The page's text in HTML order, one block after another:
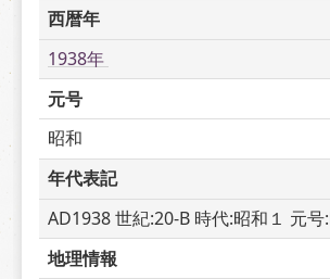
西暦年
1938年
元号
昭和
年代表記
AD1938 世紀:20-B 時代:昭和１ 元号
地理情報